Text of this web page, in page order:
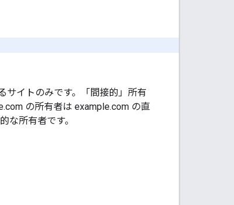
サイトのみです。「間接的」所有
の所有者は example.com の直
な所有者です。